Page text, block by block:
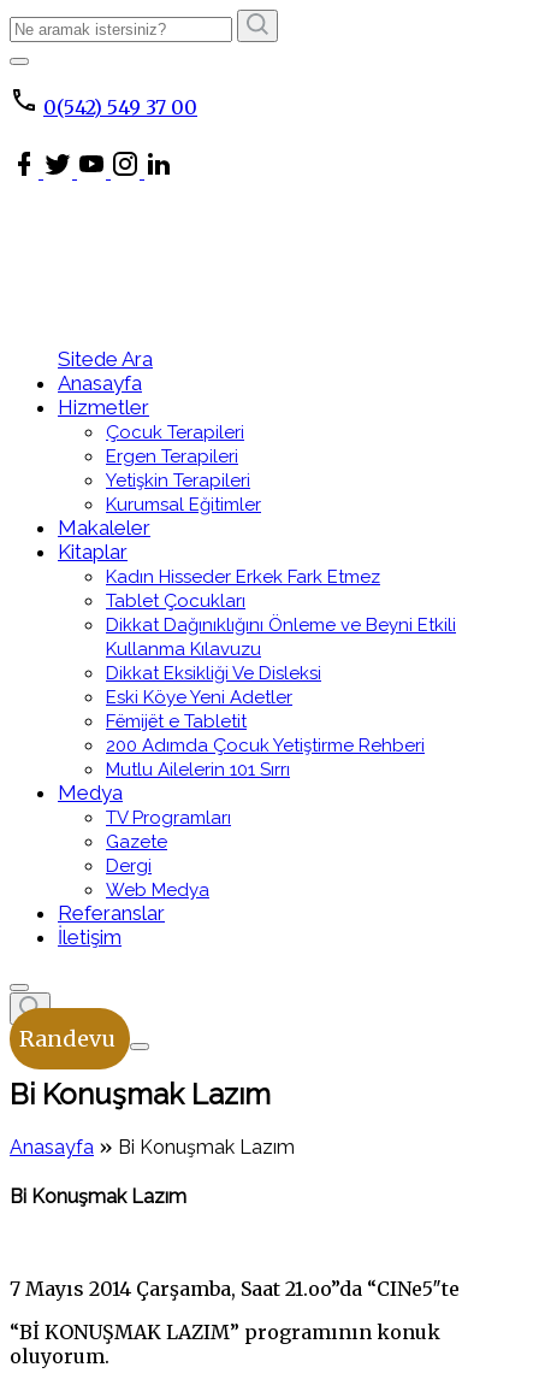
ARA
Arama
Sonucu:
0(542) 549 37 00
Sitede Ara
Anasayfa
Hizmetler
Çocuk Terapileri
Ergen Terapileri
Yetişkin Terapileri
Kurumsal Eğitimler
Makaleler
Kitaplar
Kadın Hisseder Erkek Fark Etmez
Tablet Çocukları
Dikkat Dağınıklığını Önleme ve Beyni Etkili
Kullanma Kılavuzu
Dikkat Eksikliği Ve Disleksi
Eski Köye Yeni Adetler
Fëmijët e Tabletit
200 Adımda Çocuk Yetiştirme Rehberi
Mutlu Ailelerin 101 Sırrı
Medya
TV Programları
Gazete
Dergi
Web Medya
Referanslar
İletişim
Randevu
Bi Konuşmak Lazım
Anasayfa » Bi Konuşmak Lazım
Bi Konuşmak Lazım
Konuşmak
Lazım
7 Mayıs 2014 Çarşamba, Saat 21.oo”da “CINe5″te
“Bİ KONUŞMAK LAZIM” programının konuk
oluyorum.